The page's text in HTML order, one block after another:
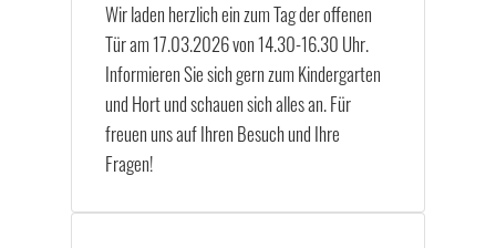
Wir laden herzlich ein zum Tag der offenen
Tür am 17.03.2026 von 14.30-16.30 Uhr.
Informieren Sie sich gern zum Kindergarten
und Hort und schauen sich alles an. Für
freuen uns auf Ihren Besuch und Ihre
Fragen!